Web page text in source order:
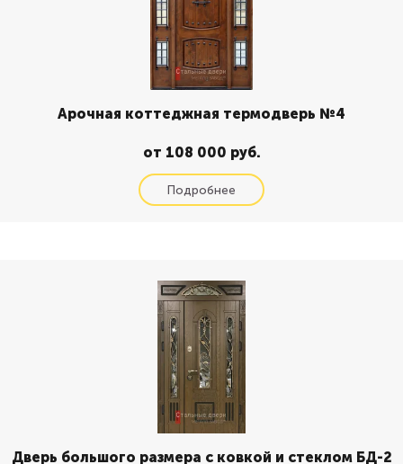
Арочная коттеджная термодверь №4
от 108 000 руб.
Дверь большого размера с ковкой и стеклом БД-2